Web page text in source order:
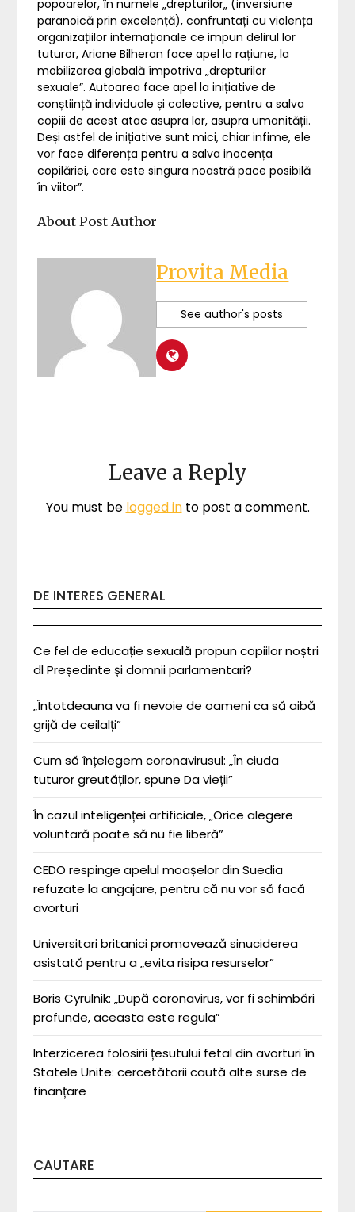
popoarelor, în numele „drepturilor„ (inversiune
paranoică prin excelență), confruntați cu violența
organizațiilor internaționale ce impun delirul lor
tuturor, Ariane Bilheran face apel la rațiune, la
mobilizarea globală împotriva „drepturilor
sexuale”. Autoarea face apel la inițiative de
conștiință individuale și colective, pentru a salva
copiii de acest atac asupra lor, asupra umanității.
Deși astfel de inițiative sunt mici, chiar infime, ele
vor face diferența pentru a salva inocența
copilăriei, care este singura noastră pace posibilă
în viitor”.
About Post Author
Provita Media
See author's posts
Leave a Reply
You must be logged into post a comment.
DE INTERES GENERAL
Ce fel de educație sexuală propun copiilor noștri
dl Președinte și domnii parlamentari?
„Întotdeauna va fi nevoie de oameni ca să aibă
grijă de ceilalți”
Cum să înțelegem coronavirusul: „În ciuda
tuturor greutăților, spune Da vieții”
În cazul inteligenței artificiale, „Orice alegere
voluntară poate să nu fie liberă”
CEDO respinge apelul moașelor din Suedia
refuzate la angajare, pentru că nu vor să facă
avorturi
Universitari britanici promovează sinuciderea
asistată pentru a „evita risipa resurselor”
Boris Cyrulnik: „După coronavirus, vor fi schimbări
profunde, aceasta este regula”
Interzicerea folosirii țesutului fetal din avorturi în
Statele Unite: cercetătorii caută alte surse de
finanțare
CAUTARE